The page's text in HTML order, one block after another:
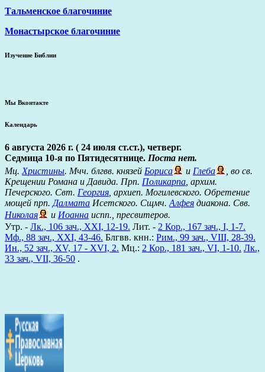
Тальменское благочиние
Монастырское благочиние
Изучение Библии
Мы Вконтакте
Календарь
6 августа 2026 г. ( 24 июля ст.ст.), четверг.
Седмица 10-я по Пятидесятнице. Поста нет.
Мц.Христины. Мчч. блгвв. князей Бориса и Глеба
, во св.
Крещении Романа и Давида. Прп. Поликарпа, архим.
Печерского. Свт. Георгия, архиеп. Могилевского. Обретение
мощей прп.Далмата Исетского. Сщмч.Алфея диакона. Свв.
Николая
и Иоанна испп., пресвитеров.
Утр. - Лк., 106 зач., XXI, 12-19. Лит. - 2 Кор., 167 зач., I, 1-7.
Мф., 88 зач., XXI, 43-46. Блгвв. кнн.: Рим., 99 зач., VIII, 28-39.
Ин., 52 зач., XV, 17 - XVI, 2. Мц.: 2 Кор., 181 зач., VI, 1-10. Лк.,
33 зач., VII, 36-50 .